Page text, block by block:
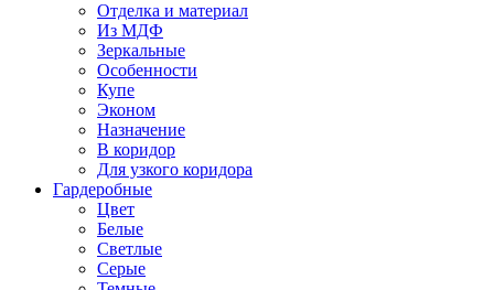
Отделка и материал
Из МДФ
Зеркальные
Особенности
Купе
Эконом
Назначение
В коридор
Для узкого коридора
Гардеробные
Цвет
Белые
Светлые
Серые